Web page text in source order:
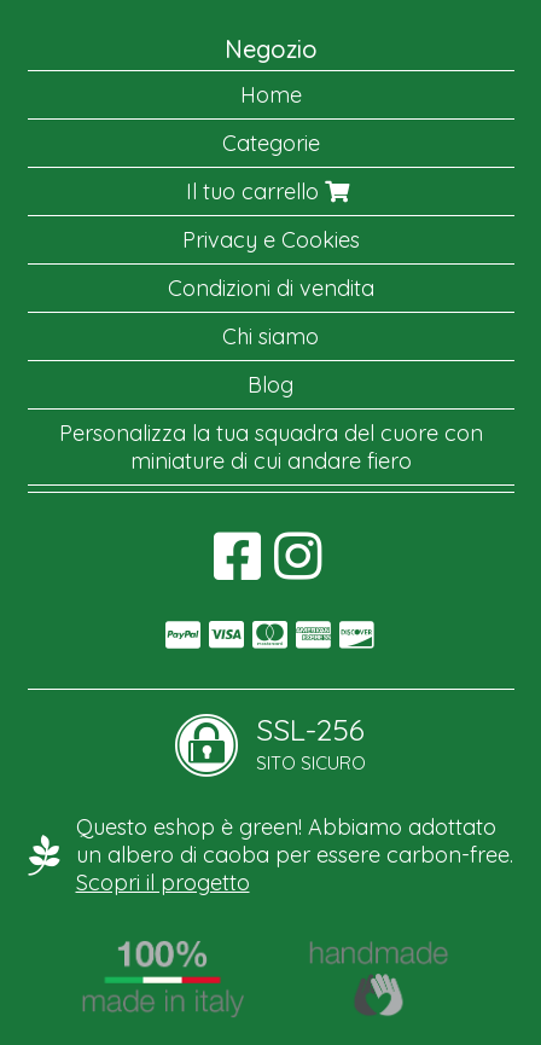
Negozio
Home
Categorie
Il tuo carrello
Privacy e Cookies
Condizioni di vendita
Chi siamo
Blog
Personalizza la tua squadra del cuore con
miniature di cui andare fiero
SSL-256
SITO SICURO
Questo eshop è green! Abbiamo adottato
un albero di caoba per essere carbon-free.
Scopri il progetto